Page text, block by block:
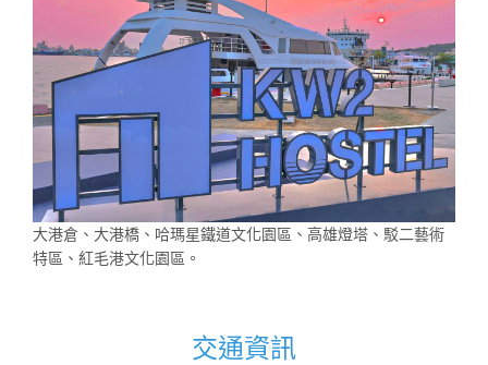
大港倉、大港橋、哈瑪星鐵道文化園區、高雄燈塔、駁二藝術
特區、紅毛港文化園區。
交通資訊